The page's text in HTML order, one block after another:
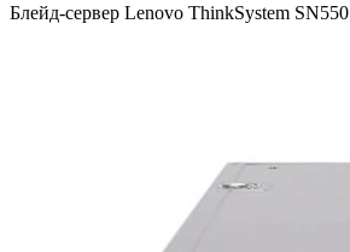
Блейд-сервер Lenovo ThinkSystem SN550